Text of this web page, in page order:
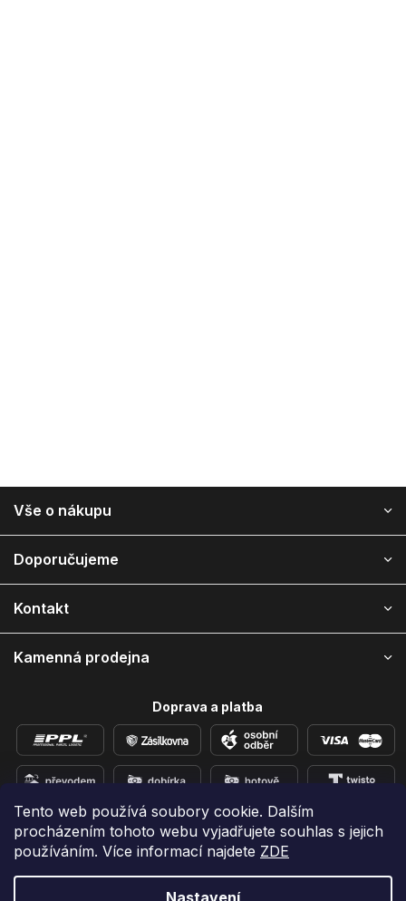
Tento web používá soubory cookie. Dalším
procházením tohoto webu vyjadřujete souhlas s jejich
používáním. Více informací najdete ZDE
Nastavení
p
Vše o nákupu
Doporučujeme
Kontakt
Kamenná prodejna
Doprava a platba
Přidejte se k nám na sítích